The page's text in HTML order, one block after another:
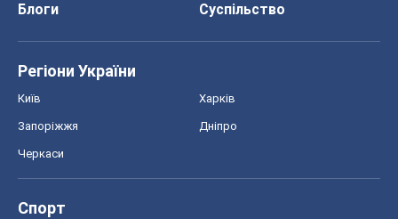
Блоги
Суспільство
Регіони України
Київ Харків
Запоріжжя Дніпро
Черкаси
Спорт